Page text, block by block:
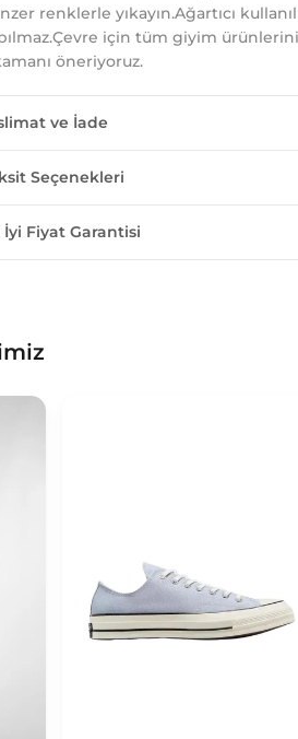
renklerle yıkayın.Ağartıcı
için tüm giyim ürünlerini
öneriyoruz.
ve İade
Seçenekleri
İyi Fiyat Garantisi